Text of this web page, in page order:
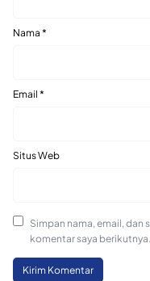
Nama *
Email *
Situs Web
Simpan nama, email, dan
komentar saya berikutnya.